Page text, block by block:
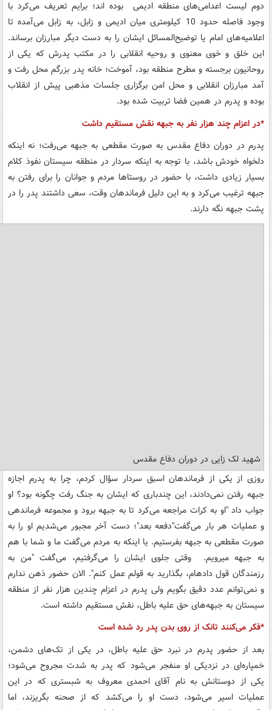
دوم لیست اعدامی‌های منطقه ادیمی بوده اند؛‌ برایم تعریف می‌کرد با
وجود فاصله حدود 10 کیلومتری میان ادیمی و زابل، به زابل می‌آمده تا
اعلامیه‌های امام یا توضیح‌المسائل ایشان را به دست دیگر مبارزان برساند.
این خلق و خوی معنوی و روحیه انقلابی را در مکتب پدرش که یکی از
روحانیون برجسته و مطرح منطقه بود،‌ آموخت؛ خانه پدر بزرگم محل رفت و
آمد مبارزان انقلابی و محل امن برگزاری جلسات مذهبی پیش از انقلاب
بوده و پدرم در همین فضا تربیت شده بود.
*در اعزام چند هزار نفر به جبهه نقش مستقیم داشت
پدرم در دوران دفاع مقدس به صورت مقطعی به جبهه می‌رفت؛‌ نه اینکه
دلخواه‌ خودش باشد، با توجه به اینکه سردار در منطقه سیستان نفوذ کلام
بسیار زیادی داشت، با حضور در روستاها مردم و جوانان را برای رفتن به
جبهه ترغیب می‌کرد و به این دلیل فرماندهان وقت، سعی داشتند پدر را در
پشت جبهه نگه دارند.
شهید لک زایی در دوران دفاع مقدس
روزی از یکی از فرماندهان اسبق سردار سؤال کردم، چرا به پدرم اجازه
جبهه رفتن نمی‌دادند، این چندباری که ایشان به جنگ رفت چگونه بود؟ او
جواب داد "او به کرات مراجعه می‌کرد تا به جبهه برود و مجموعه فرماندهی
و عملیات هر بار می‌گفت"دفعه بعد"؛ دست آخر مجبور می‌شدیم او را به
صورت مقطعی به جبهه بفرستیم. یا اینکه به مردم می‌گفت ما و شما با هم
به جبهه می‏رویم. وقتی جلوی ایشان را می‌گرفتیم، می‌گفت "من به
رزمندگان قول داده‏ام، بگذارید به قولم عمل کنم". الان حضور ذهن ندارم
و نمی‌توانم عدد دقیق بگویم ولی پدرم در اعزام چندین هزار نفر از منطقه
سیستان به جبهه‌های حق علیه باطل، نقش مستقیم داشته‌‌ است.
*فکر می‌کنند تانک از روی بدن پدر رد شده است
بعد از حضور پدرم در نبرد حق علیه باطل، در یکی از تک‌های دشمن،
خمپاره‌ای در نزدیکی او منفجر می‌شود که پدر به شدت مجروح می‌شود؛
یکی از دوستانش به نام آقای احمدی معروف به شبستری که در این
عملیات اسیر می‌شود، دست او را می‌کشد که از صحنه بگریزند، اما